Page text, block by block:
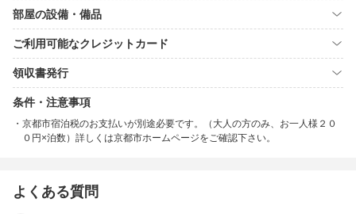
部屋の設備・備品
ご利用可能なクレジットカード
領収書発行
条件・注意事項
京都市宿泊税のお支払いが別途必要です。（大人の方のみ、お一人様２０
０円×泊数）詳しくは京都市ホームページをご確認下さい。
よくある質問